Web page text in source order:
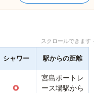
スクロールできま
シャワー 駅からの距離
○
宮島ボートレ
ース場駅から